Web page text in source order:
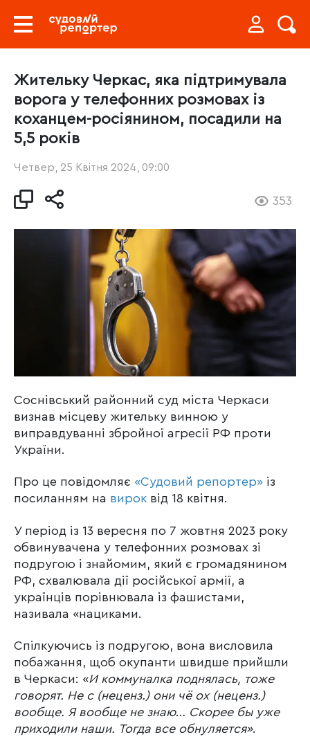
Жительку Черкас, яка підтримувала
ворога у телефонних розмовах із
коханцем-росіянином, посадили на
5,5 років
Четвер, 25 Квітня 2024, 09:00
353
Соснівський районний суд міста Черкаси
визнав місцеву жительку винною у
виправдуванні збройної агресії РФ проти
України.
Про це повідомляє «Судовий репортер» із
посиланням на вирок від 18 квітня.
У період із 13 вересня по 7 жовтня 2023 року
обвинувачена у телефонних розмовах зі
подругою і знайомим, який є громадянином
РФ, схвалювала дії російської армії, а
українців порівнювала із фашистами,
називала «нациками.
Спілкуючись із подругою, вона висловила
побажання, щоб окупанти швидше прийшли
в Черкаси: «И коммуналка поднялась, тоже
говорят. Не с (неценз.) они чё ох (неценз.)
вообще. Я вообще не знаю… Скорее бы уже
приходили наши. Тогда все обнуляется».